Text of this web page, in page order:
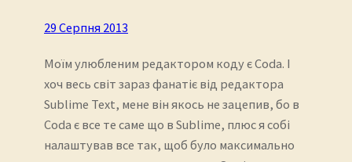
29 Серпня 2013
Моїм улюбленим редактором коду є Coda. І
хоч весь світ зараз фанатіє від редактора
Sublime Text, мене він якось не зацепив, бо в
Coda є все те саме що в Sublime, плюс я собі
налаштував все так, щоб було максимально